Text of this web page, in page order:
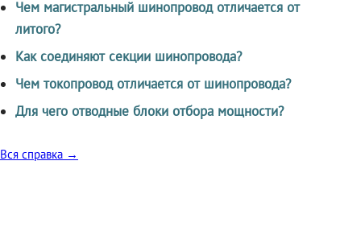
Чем магистральный шинопровод отличается от
литого?
Как соединяют секции шинопровода?
Чем токопровод отличается от шинопровода?
Для чего отводные блоки отбора мощности?
Вся справка →